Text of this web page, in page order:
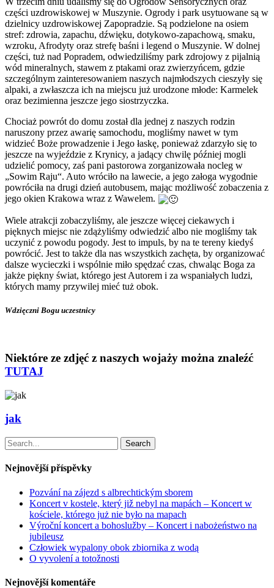
części uzdrowiskowej w Muszynie. Ogrody i park usytuowane są w
dzielnicy uzdrowiskowej Zapopradzie. Są podzielone na osiem
stref: zdrowia, zapachu, dźwięku, dotykowo-zapachową, smaku,
wzroku, Afrodyty oraz strefę baśni i legend o Muszynie. W dolnej
części, tuż nad Popradem, odwiedziliśmy park zdrojowy z pijalnią
wód mineralnych, stawem z ptakami oraz zwierzyńcem, gdzie
szczególnym zainteresowaniem naszych najmłodszych cieszyły się
alpaki, a zwłaszcza ich na miejscu już urodzone młode: Karmelek
oraz bezimienna jeszcze jego siostrzyczka.
Chociaż powrót do domu został dla jednej z naszych rodzin
naruszony przez awarię samochodu, mogliśmy nawet w tym
widzieć Boże prowadzenie i Jego łaskę, ponieważ zdarzyło się to
jeszcze na wyjeździe z Krynicy, a jadący chwilę później mogli
udzielić pomocy, zaś pani pastorowa zorganizowała nocleg w
„Sowim Raju“. Auto wróciło na lawecie, a jego załoga wygodnie
powróciła na drugi dzień autobusem, mając możliwość zobaczenia z
jego okien Krakowa wraz z Wawelem.
Wiele atrakcji zobaczyliśmy, ale jeszcze więcej ciekawych i
pięknych miejsc nie zdążyliśmy odwiedzić albo nie mogliśmy tak
uczynić z powodu pogody. Jest to impuls, by na te tereny kiedyś
powrócić. Jest to także dla nas wszystkich zachęta, by organizować
dalsze wycieczki i wspólnie miło spędzać czas, chwaląc Boga za
jakże piękny świat, którego jest Autorem i za wspaniałych ludzi,
których mamy przywilej mieć tuż obok.
Wdzięczni Bogu uczestnicy
Niektóre ze zdjęć z naszych wojaży można znaleźć
TUTAJ
jak
Search
Nejnovější příspěvky
Pozvání na zájezd s albrechtickým sborem
Koncert v kostele, který již nebyl na mapách – Koncert w
kościele, którego już nie było na mapach
Výroční koncert a bohoslužby – Koncert i nabożeństwo na
jubileusz
Człowiek wypalony obok zbiornika z wodą
O vyvolení a totožnosti
Nejnovější komentáře